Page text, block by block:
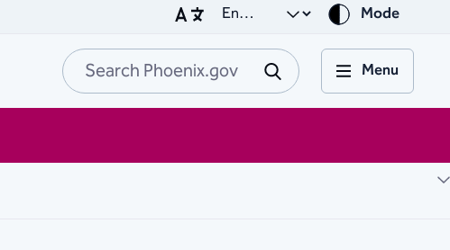
Mode
Search Phoenix.gov
Submit
Menu